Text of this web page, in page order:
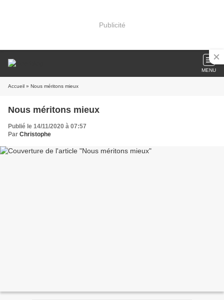
Publicité
MENU
Accueil » Nous méritons mieux
Nous méritons mieux
Publié le 14/11/2020 à 07:57
Par Christophe